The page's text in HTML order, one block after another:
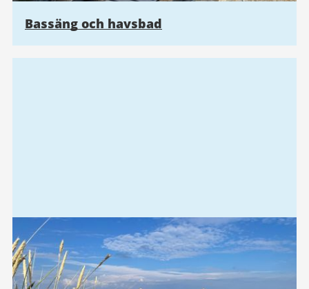
Bassäng och havsbad